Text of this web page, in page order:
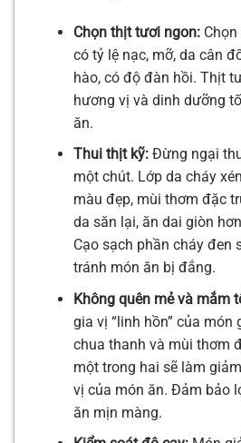
Chọn thịt tươi ngon:Chọn
có tỷ lệ nạc, mỡ, da cân
hào, có độ đàn hồi. Thịt
hương vị và dinh dưỡng
ăn.
Thui thịt kỹ:Đừng ngại
một chút. Lớp da cháy
màu đẹp, mùi thơm đặc
da săn lại, ăn dai giòn
Cạo sạch phần cháy đen
tránh món ăn bị đắng.
Không quên mẻ và mắm
gia vị “linh hồn” của món
chua thanh và mùi thơm
một trong hai sẽ làm
vị của món ăn. Đảm bảo
ăn mịn màng.